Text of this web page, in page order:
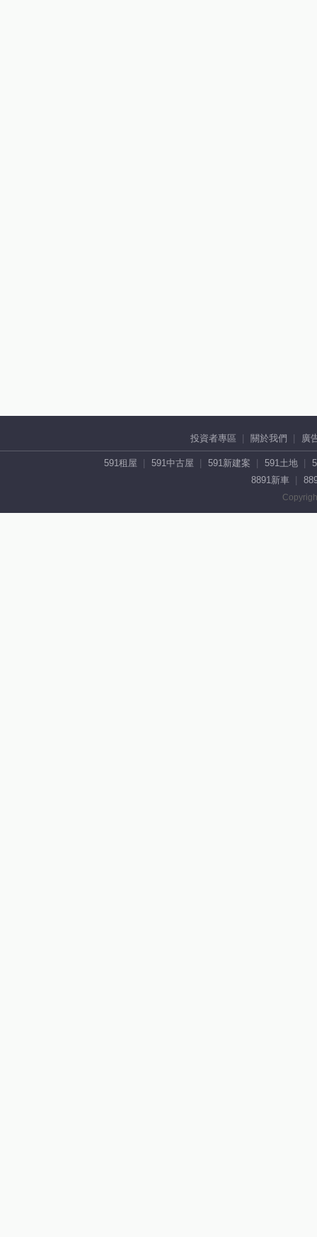
投資者專區 關於我們 廣
591租屋 591中古屋 591新建案 591土地
8891新車